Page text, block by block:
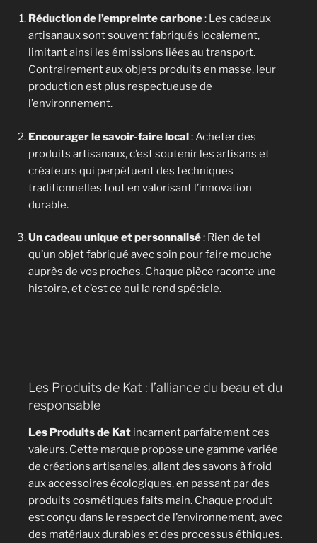
Réduction de l’empreinte carbone: Les cadeaux
artisanaux sont souvent fabriqués localement,
limitant ainsi les émissions liées au transport.
Contrairement aux objets produits en masse, leur
production est plus respectueuse de
l’environnement.
Encourager le savoir-faire local: Acheter des
produits artisanaux, c’est soutenir les artisans et
créateurs qui perpétuent des techniques
traditionnelles tout en valorisant l’innovation
durable.
Un cadeau unique et personnalisé: Rien de tel
qu’un objet fabriqué avec soin pour faire mouche
auprès de vos proches. Chaque pièce raconte une
histoire, et c’est ce qui la rend spéciale.
Les Produits de Kat : l’alliance du beau et du
responsable
Les Produits de Kat incarnent parfaitement ces
valeurs. Cette marque propose une gamme variée
de créations artisanales, allant des savons à froid
aux accessoires écologiques, en passant par des
produits cosmétiques faits main. Chaque produit
est conçu dans le respect de l’environnement, avec
des matériaux durables et des processus éthiques.